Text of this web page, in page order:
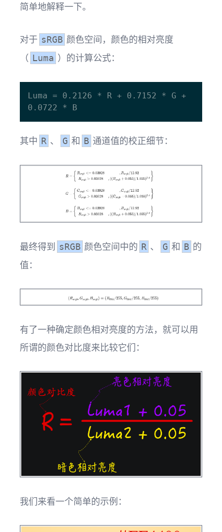
简单地解释一下。
对于 sRGB 颜色空间，颜色的相对亮度
（ Luma ）的计算公式：
Luma = 0.2126 * R + 0.7152 * G +
其中 R 、 G 和 B 通道值的校正细节：
最终得到 sRGB 颜色空间中的 R 、 G 和 B 的
值：
有了一种确定颜色相对亮度的方法，就可以用
所谓的颜色对比度来比较它们：
我们来看一个简单的示例：